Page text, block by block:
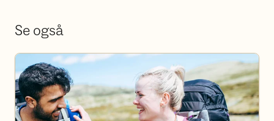
Se også
Bli frivillig